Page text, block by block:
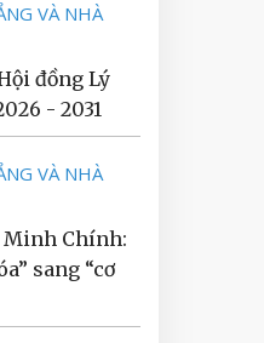
VÀ NHÀ
đồng Lý
- 2031
VÀ NHÀ
Minh Chính:
sang “cơ